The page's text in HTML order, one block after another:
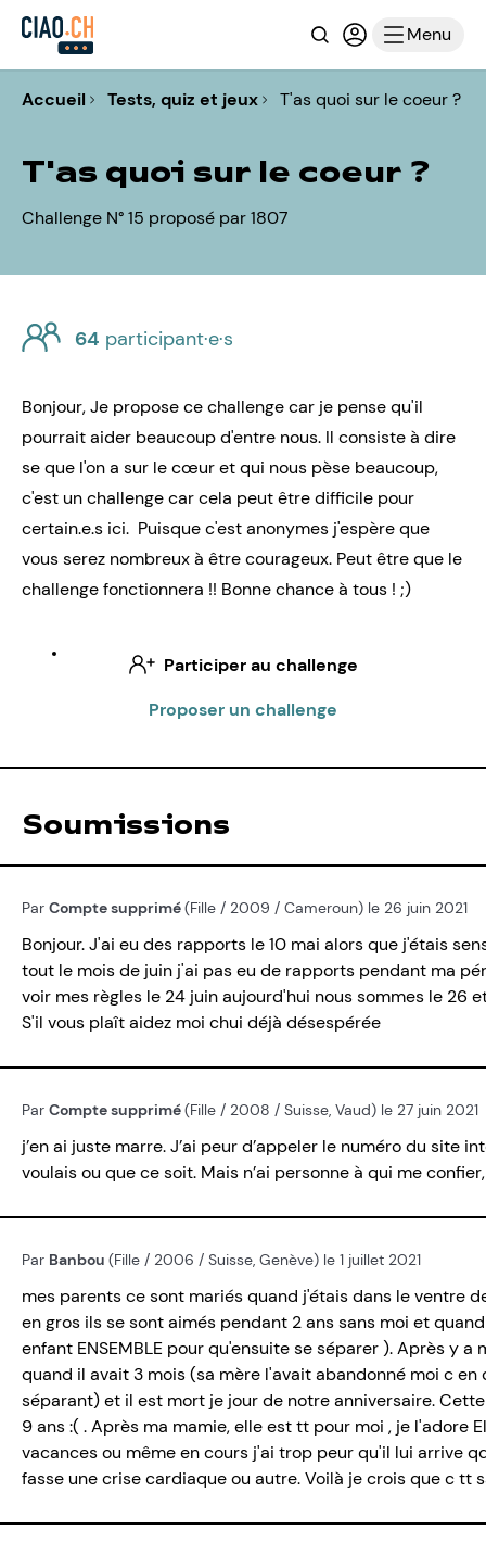
RechercheConnexion
Menu
Accueil Tests, quiz et jeux T'as quoi sur le coeur ?
T'as quoi sur le coeur ?
Challenge N° 15 proposé par 1807
64 participant·e·s
Bonjour, Je propose ce challenge car je pense qu'il
pourrait aider beaucoup d'entre nous. Il consiste à dire
se que l'on a sur le cœur et qui nous pèse beaucoup,
c'est un challenge car cela peut être difficile pour
certain.e.s ici. Puisque c'est anonymes j'espère que
vous serez nombreux à être courageux. Peut être que le
challenge fonctionnera !! Bonne chance à tous ! ;)
Participer au challenge
Proposer un challenge
Soumissions
Par Compte supprimé(Fille / 2009 / Cameroun) le 26 juin 2021
Bonjour. J'ai eu des rapports le 10 mai alors que j'étais
tout le mois de juin j'ai pas eu de rapports pendant ma
voir mes règles le 24 juin aujourd'hui nous sommes le 26
S'il vous plaît aidez moi chui déjà désespérée
Par Compte supprimé(Fille / 2008 / Suisse, Vaud) le 27 juin 2021
j’en ai juste marre. J’ai peur d’appeler le numéro du site
voulais ou que ce soit. Mais n’ai personne à qui me
Par Banbou (Fille / 2006 / Suisse, Genève) le 1 juillet 2021
mes parents ce sont mariés quand j'étais dans le ventre
en gros ils se sont aimés pendant 2 ans sans moi et
enfant ENSEMBLE pour qu'ensuite se séparer ). Après y
quand il avait 3 mois (sa mère l'avait abandonné moi c
séparant) et il est mort je jour de notre anniversaire.
9 ans :( . Après ma mamie, elle est tt pour moi , je l'adore
vacances ou même en cours j'ai trop peur qu'il lui arrive
fasse une crise cardiaque ou autre. Voilà je crois que c tt